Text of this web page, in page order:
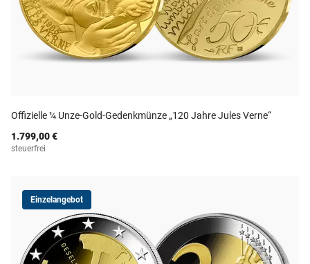
Offizielle ¼ Unze-Gold-Gedenkmünze „120 Jahre Jules Verne“
1.799,00 €
steuerfrei
Einzelangebot